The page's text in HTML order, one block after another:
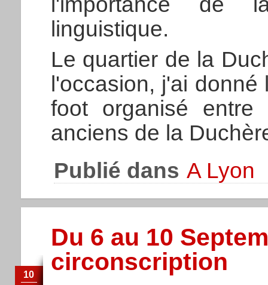
linguistique.
Le quartier de la
l'occasion, j'ai
foot organisé
anciens de la
Publié dans A Lyon
Du 6 au 10
circonscription
10